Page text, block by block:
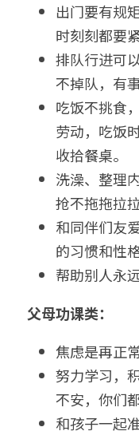
出门要有规
时刻刻都要
排队行进可
不掉队，有
吃饭不挑食
劳动，吃饭
收拾餐桌。
洗澡、整理
抢不拖拖拉拉
和同伴们友
的习惯和性
帮助别人永
父母功课类：
焦虑是再正
努力学习，
不安，你们
和孩子一起